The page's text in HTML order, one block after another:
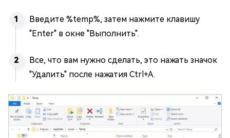
Введите %temp%, затем нажмите клавишу
"Enter" в окне "Выполнить".
Все, что вам нужно сделать, это нажать значок
"Удалить" после нажатия Ctrl+A.